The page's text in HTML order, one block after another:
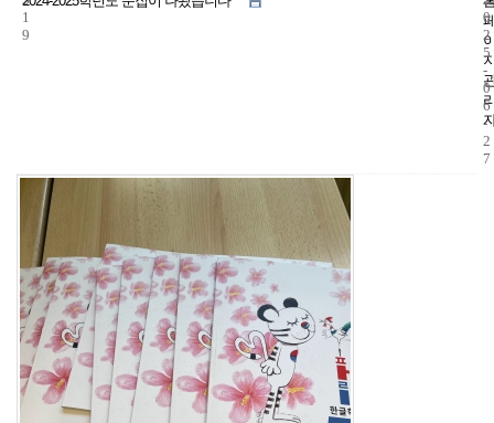
1
9
0
2
5
-
0
6
-
2
7